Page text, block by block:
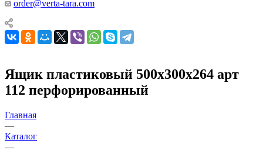
order@verta-tara.com
Ящик пластиковый 500х300х264 арт
112 перфорированный
Главная
—
Каталог
—